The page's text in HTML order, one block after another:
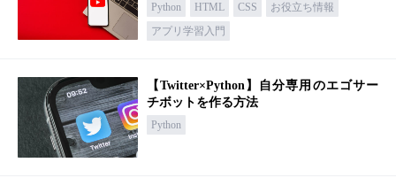
Python HTML CSS
お役立ち情報
アプリ学習入門
【Twitter×Python】自分専用のエゴサー
チボットを作る方法
Python